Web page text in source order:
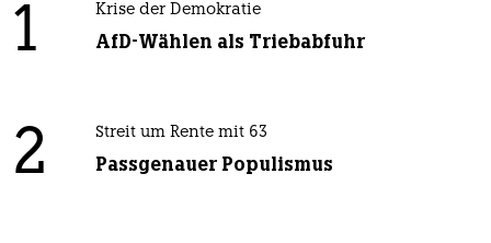
1 Krise der Demokratie
AfD-Wählen als Triebabfuhr
2 Streit um Rente mit 63
Passgenauer Populismus